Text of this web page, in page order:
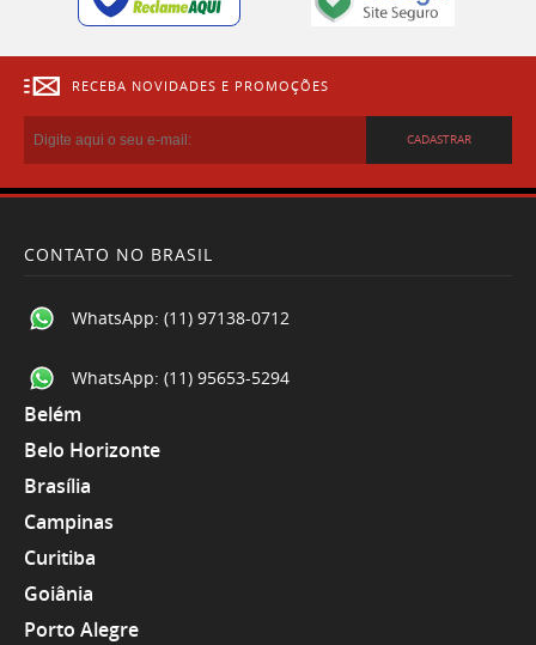
RECEBA NOVIDADES E PROMOÇÕES
CADASTRAR
CONTATO NO BRASIL
WhatsApp: (11) 97138-0712
WhatsApp: (11) 95653-5294
Belém
Belo Horizonte
Brasília
Campinas
Curitiba
Goiânia
Porto Alegre